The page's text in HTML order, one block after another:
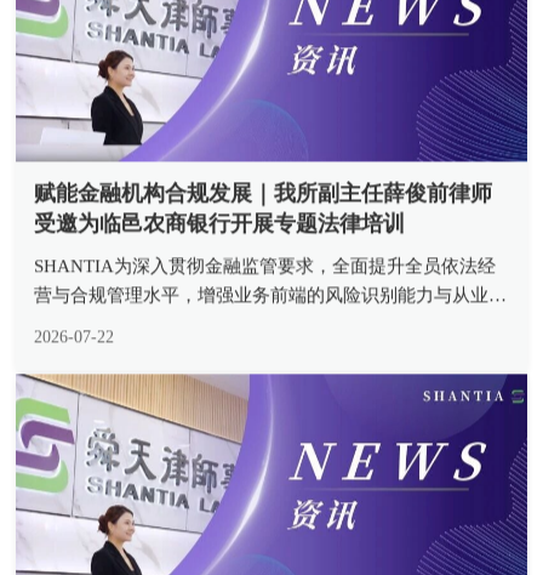
赋能金融机构合规发展｜我所副主任薛俊前律师
受邀为临邑农商银行开展专题法律培训
SHANTIA为深入贯彻金融监管要求，全面提升全员依法经
营与合规管理水平，增强业务前端的风险识别能力与从业人
2026-07-22